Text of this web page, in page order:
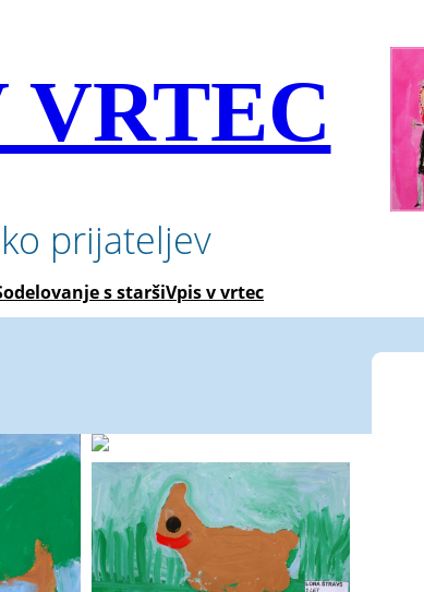
VRTEC
prijateljev
s staršiVpis v vrtec